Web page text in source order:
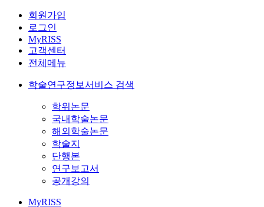
회원가입
로그인
MyRISS
고객센터
전체메뉴
학술연구정보서비스 검색
학위논문
국내학술논문
해외학술논문
학술지
단행본
연구보고서
공개강의
MyRISS